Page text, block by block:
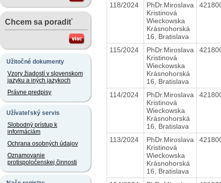
Chcem sa poradiť
Užitočné dokumenty
Vzory žiadostí v slovenskom
jazyku a iných jazykoch
Právne predpisy
Užívateľský servis
Slobodný prístup k
informáciám
Ochrana osobných údajov
Oznamovanie
protispoločenskej činnosti
118/2024
PhDr.Miroslava
Kristinová
Wieckowska
Krásnohorská
16, Bratislava
115/2024
PhDr.Miroslava
Kristinová
Wieckowska
Krásnohorská
16, Bratislava
114/2024
PhDr.Miroslava
Kristinová
Wieckowska
Krásnohorská
16, Bratislava
113/2024
PhDr.Miroslava
Kristinová
Wieckowska
Krásnohorská
16, Bratislava